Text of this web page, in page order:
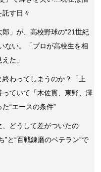
す日々
郎」が、高校野球の“21世紀
ない。「プロが高校生を相
た」
わってしまうのか？「上
っていて「木佐貫、東野、澤
“エースの条件”
どうして差がついたの
と“百戦錬磨のベテラン”で